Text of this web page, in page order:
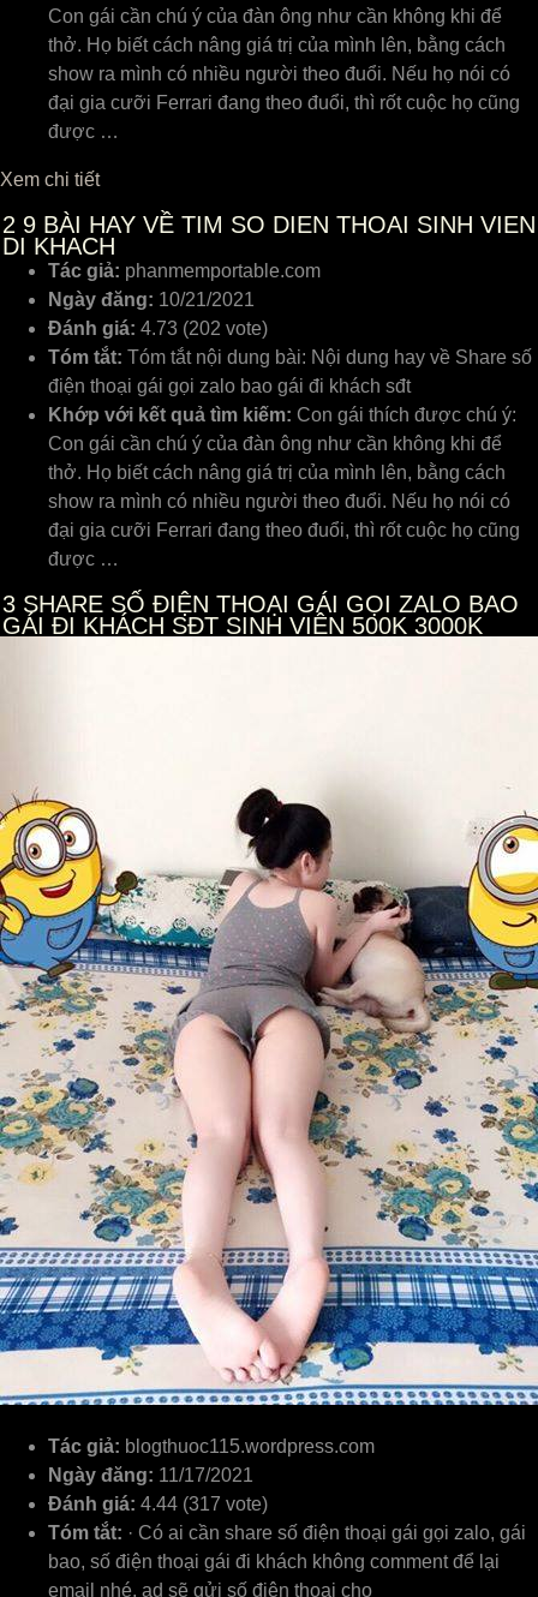
Con gái cần chú ý của đàn ông như cần không khi để
thở. Họ biết cách nâng giá trị của mình lên, bằng cách
show ra mình có nhiều người theo đuổi. Nếu họ nói có
đại gia cưỡi Ferrari đang theo đuổi, thì rốt cuộc họ cũng
được …
Xem chi tiết
2 9 BÀI HAY VỀ TIM SO DIEN THOAI SINH VIEN
DI KHACH
Tác giả: phanmemportable.com
Ngày đăng: 10/21/2021
Đánh giá: 4.73 (202 vote)
Tóm tắt: Tóm tắt nội dung bài: Nội dung hay về Share số
điện thoại gái gọi zalo bao gái đi khách sđt
Khớp với kết quả tìm kiếm: Con gái thích được chú ý:
Con gái cần chú ý của đàn ông như cần không khi để
thở. Họ biết cách nâng giá trị của mình lên, bằng cách
show ra mình có nhiều người theo đuổi. Nếu họ nói có
đại gia cưỡi Ferrari đang theo đuổi, thì rốt cuộc họ cũng
được …
3 SHARE SỐ ĐIỆN THOẠI GÁI GỌI ZALO BAO
GÁI ĐI KHÁCH SĐT SINH VIÊN 500K 3000K
Tác giả: blogthuoc115.wordpress.com
Ngày đăng: 11/17/2021
Đánh giá: 4.44 (317 vote)
Tóm tắt: · Có ai cần share số điện thoại gái gọi zalo, gái
bao, số điện thoại gái đi khách không comment để lại
email nhé, ad sẽ gửi số điện thoại cho